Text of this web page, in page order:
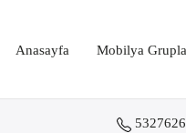
Anasayfa Mobilya
Kobo24 Bekleme Koltuğu Üçlü Kanepe